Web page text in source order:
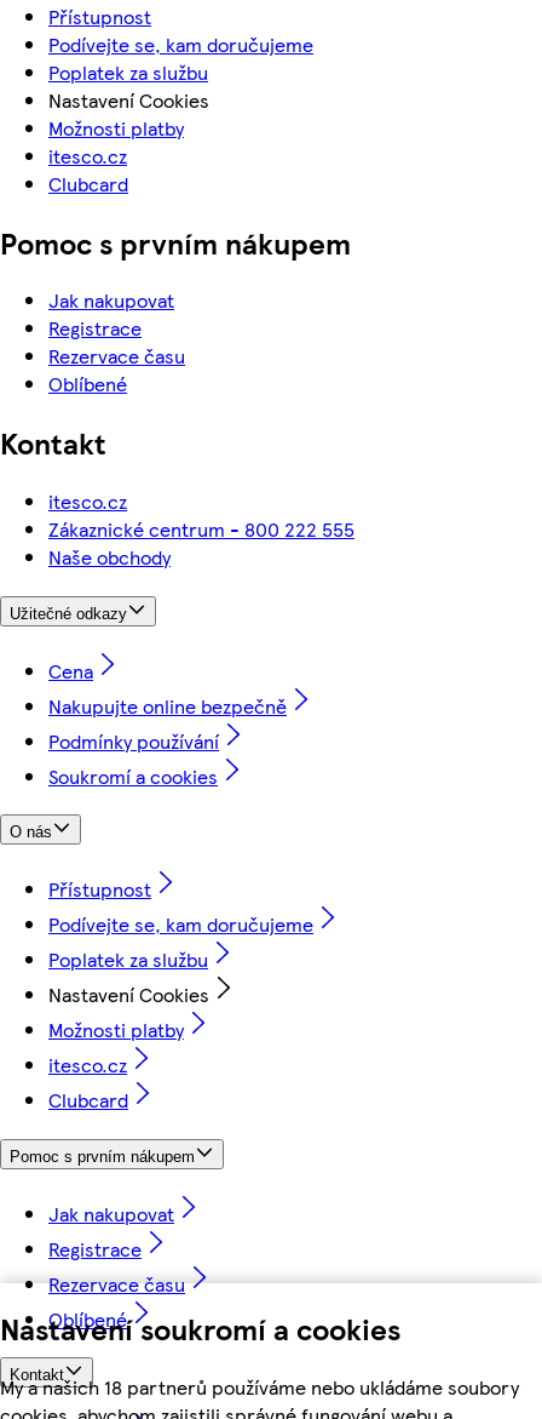
Nastavení soukromí a cookies
My a našich 18 partnerů používáme nebo ukládáme soubory
Přístupnost
Podívejte se, kam doručujeme
Poplatek za službu
Nastavení Cookies
Možnosti platby
itesco.cz
Clubcard
Pomoc s prvním nákupem
Jak nakupovat
Registrace
Rezervace času
Oblíbené
Kontakt
itesco.cz
Zákaznické centrum - 800 222 555
Naše obchody
Užitečné odkazy
Cena
Nakupujte online bezpečně
Podmínky používání
Soukromí a cookies
O nás
Přístupnost
Podívejte se, kam doručujeme
Poplatek za službu
Nastavení Cookies
Možnosti platby
itesco.cz
Clubcard
Pomoc s prvním nákupem
Jak nakupovat
Registrace
Rezervace času
Oblíbené
Kontakt